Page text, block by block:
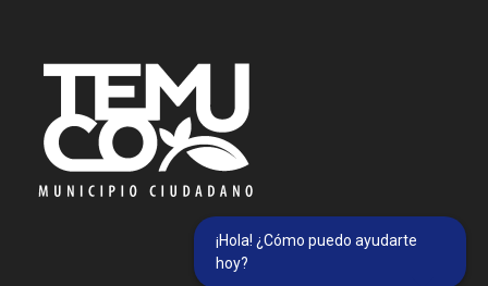
¡Hola! ¿Cómo puedo ayudarte
hoy?